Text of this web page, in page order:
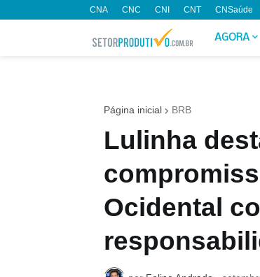
CNA CNC CNI CNT CNSaúde
AGORA
Página inicial BRB
Lulinha
Ocidental